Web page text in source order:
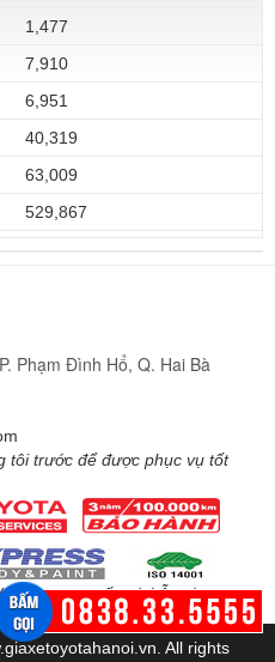
1,477
7,910
6,951
40,319
63,009
529,867
Phạm Đình Hổ, Q. Hai Bà
tôi trước để được phục vụ tốt
(Để được tư vấn và hỗ trợ)
All rights